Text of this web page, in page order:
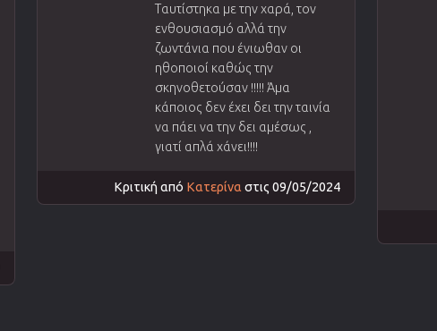
Ταυτίστηκα με την χαρά, τον
ενθουσιασμό αλλά την
ζωντάνια που ένιωθαν οι
ηθοποιοί καθώς την
σκηνοθετούσαν !!!!! Άμα
κάποιος δεν έχει δει την ταινία
να πάει να την δει αμέσως ,
γιατί απλά χάνει!!!!
Κριτική από Κατερίναστις 09/05/2024